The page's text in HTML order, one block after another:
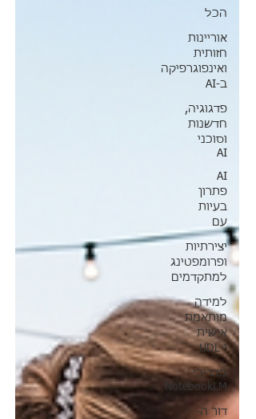
הכל
אוריינות
חזותית
ואינפוגרפיקה
ב-AI
פדגוגיה,
חדשנות
וסוכני
AI
AI
פתרון
בעיות
עם
יצירתיות
ופרומפטינג
למתקדמים
למידה
מותאמת
אישית
ו-UDL
מדריכי
NotebookLM
דור ה-